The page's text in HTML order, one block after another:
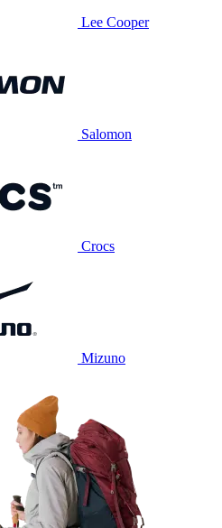
Lee Cooper
Salomon
Crocs
Mizuno